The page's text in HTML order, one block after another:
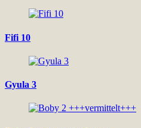
Fifi 10
Gyula 3